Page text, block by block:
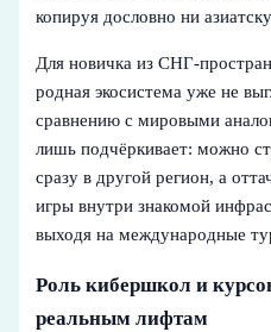
копируя дословно ни
Для новичка из
родная экосистема уже не
сравнению с мировыми
лишь подчёркивает: можно
сразу в другой регион, а
игры внутри знакомой
выходя на международные
Роль кибершкол и
реальным лифтам